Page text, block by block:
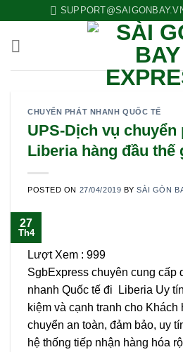
content
CHUYỂN PHÁT NHANH QUỐC TẾ
UPS-Dịch vụ
Liberia hàng đầu thế
POSTED ON 27/04/2019 BYSÀI GÒN
27
Th4
Lượt Xem : 999
SgbExpress chuyên cung cấp
nhanh Quốc tế đi Liberia Uy
kiệm và cạnh tranh cho Khách
chuyển an toàn, đảm bảo, uy
hệ thống tiếp nhận hàng hóa